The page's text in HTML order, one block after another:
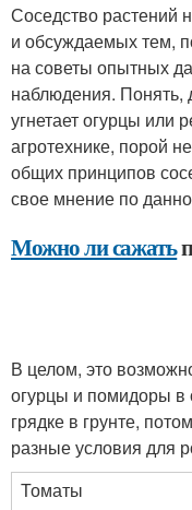
Соседство растений
и обсуждаемых тем,
на советы опытных
наблюдения. Понять,
угнетает огурцы или
агротехнике, порой
общих принципов
свое мнение по
Можно ли сажать
В целом, это
огурцы и помидоры в
грядке в грунте,
разные условия для
Томаты